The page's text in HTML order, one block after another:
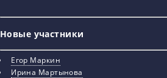
Новые участники
Егор Маркин
Ирина Мартынова